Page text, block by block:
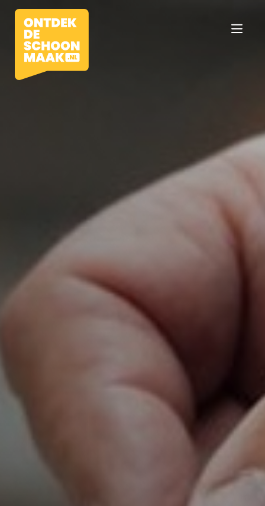
Opleidingen
Werkgevers
Vacature-alert